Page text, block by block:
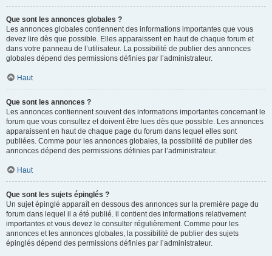
Que sont les annonces globales ?
Les annonces globales contiennent des informations importantes que vous
devez lire dès que possible. Elles apparaissent en haut de chaque forum et
dans votre panneau de l’utilisateur. La possibilité de publier des annonces
globales dépend des permissions définies par l’administrateur.
Haut
Que sont les annonces ?
Les annonces contiennent souvent des informations importantes concernant le
forum que vous consultez et doivent être lues dès que possible. Les annonces
apparaissent en haut de chaque page du forum dans lequel elles sont
publiées. Comme pour les annonces globales, la possibilité de publier des
annonces dépend des permissions définies par l’administrateur.
Haut
Que sont les sujets épinglés ?
Un sujet épinglé apparaît en dessous des annonces sur la première page du
forum dans lequel il a été publié. il contient des informations relativement
importantes et vous devez le consulter régulièrement. Comme pour les
annonces et les annonces globales, la possibilité de publier des sujets
épinglés dépend des permissions définies par l’administrateur.